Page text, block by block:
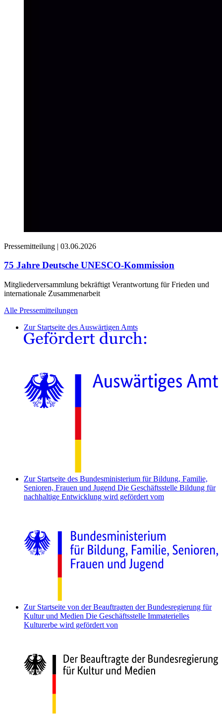
Pressemitteilung | 03.06.2026
75 Jahre Deutsche UNESCO-Kommission
Mitgliederversammlung bekräftigt Verantwortung für Frieden und
internationale Zusammenarbeit
Alle Pressemitteilungen
Zur Startseite des Auswärtigen Amts
Zur Startseite des Bundesministerium für Bildung, Familie,
Senioren, Frauen und Jugend Die Geschäftsstelle Bildung für
nachhaltige Entwicklung wird gefördert vom
Zur Startseite von der Beauftragten der Bundesregierung für
Kultur und Medien Die Geschäftsstelle Immaterielles
Kulturerbe wird gefördert von